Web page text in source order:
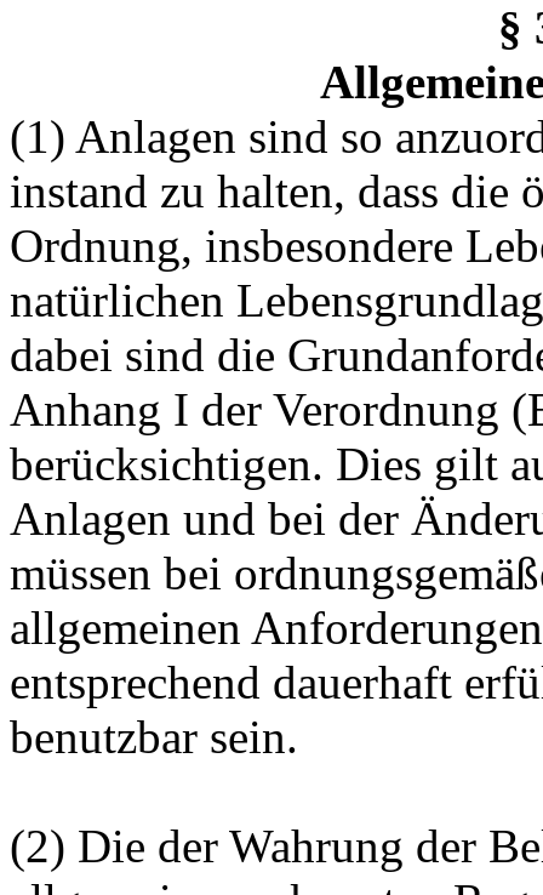
§
(1) Anlagen sind so
instand zu halten, dass die
Ordnung, insbesondere
natürlichen
dabei sind die
Anhang I der Verordnung
berücksichtigen. Dies gilt
Anlagen und bei der
müssen bei
allgemeinen
entsprechend dauerhaft
benutzbar sein.
(2) Die der Wahrung der